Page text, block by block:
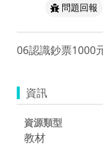
問題回報
06認識鈔票1000
資訊
資源類型
教材